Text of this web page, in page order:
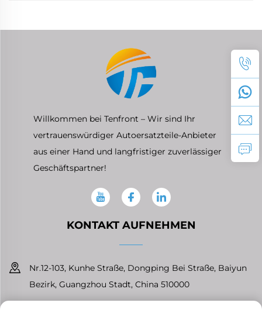
Willkommen bei Tenfront – Wir sind Ihr
vertrauenswürdiger Autoersatzteile-Anbieter
aus einer Hand und langfristiger zuverlässiger
Geschäftspartner!
KONTAKT AUFNEHMEN
Nr.12-103, Kunhe Straße, Dongping Bei Straße, Baiyun
Bezirk, Guangzhou Stadt, China 510000